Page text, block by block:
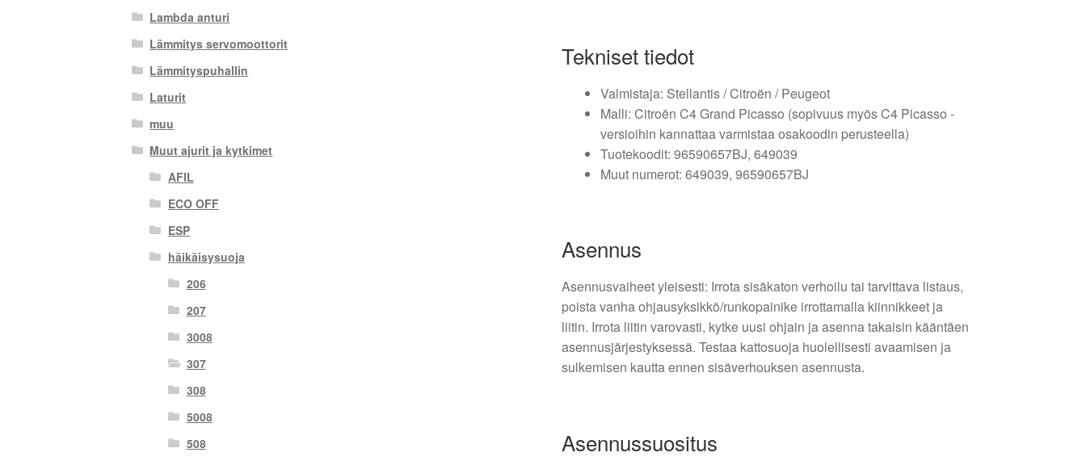
Tekniset tiedot
Valmistaja: Stellantis / Citroën / Peugeot
Malli: Citroën C4 Grand Picasso (sopivuus myös C4 Picasso -
versioihin kannattaa varmistaa osakoodin perusteella)
Tuotekoodit: 96590657BJ, 649039
Muut numerot: 649039, 96590657BJ
Asennus
Asennusvaiheet yleisesti: Irrota sisäkaton verhoilu tai tarvittava listaus,
poista vanha ohjausyksikkö/runkopainike irrottamalla kiinnikkeet ja
liitin. Irrota liitin varovasti, kytke uusi ohjain ja asenna takaisin kääntäen
asennusjärjestyksessä. Testaa kattosuoja huolellisesti avaamisen ja
sulkemisen kautta ennen sisäverhouksen asennusta.
Asennussuositus
Lambda anturi
Lämmitys servomoottorit
Lämmityspuhallin
Laturit
muu
Muut ajurit ja kytkimet
AFIL
ECO OFF
ESP
häikäisysuoja
206
207
3008
307
308
5008
508